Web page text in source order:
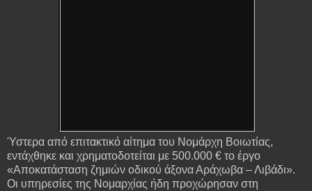
Ύστερα από επιτακτικό αίτημα του Νομάρχη Βοιωτίας,
εντάχθηκε και χρηματοδοτείται με 500.000 € το έργο
«Αποκατάσταση ζημιών οδικού άξονα Αράχωβα – Λιβάδι».
Οι υπηρεσίες της Νομαρχίας ήδη προχώρησαν στη